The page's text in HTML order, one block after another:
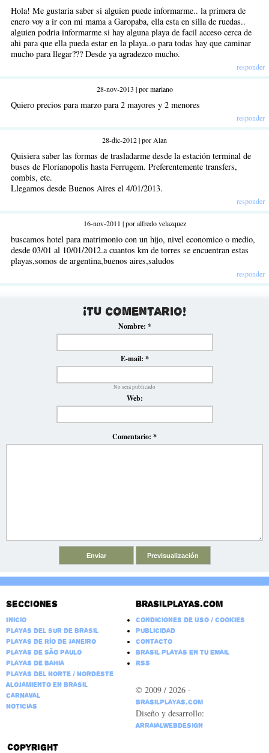
Hola! Me gustaria saber si alguien puede informarme.. la primera de
enero voy a ir con mi mama a Garopaba, ella esta en silla de ruedas..
alguien podria informarme si hay alguna playa de facil acceso cerca de
ahi para que ella pueda estar en la playa..o para todas hay que caminar
mucho para llegar??? Desde ya agradezco mucho.
responder
28-nov-2013 | por mariano
Quiero precios para marzo para 2 mayores y 2 menores
responder
28-dic-2012 | por Alan
Quisiera saber las formas de trasladarme desde la estación terminal de
buses de Florianopolis hasta Ferrugem. Preferentemente transfers,
combis, etc.
Llegamos desde Buenos Aires el 4/01/2013.
responder
16-nov-2011 | por alfredo velazquez
buscamos hotel para matrimonio con un hijo, nivel economico o medio,
desde 03/01 al 10/01/2012.a cuantos km de torres se encuentran estas
playas,somos de argentina,buenos aires,saludos
responder
¡Tu comentario!
Nombre: *
E-mail: *
No será publicado
Web:
Comentario: *
Secciones
Inicio
Playas del Sur de Brasil
Playas de Río de Janeiro
Playas de São Paulo
Playas de Bahia
Playas del Norte / Nordeste
Alojamiento en Brasil
Carnaval
Noticias
Brasilplayas.com
Condiciones de Uso / Cookies
Publicidad
Contacto
Brasil Playas en tu email
RSS
© 2009 / 2026 -
BrasilPlayas.com
Diseño y desarrollo:
ArraialWebDesign
Copyright